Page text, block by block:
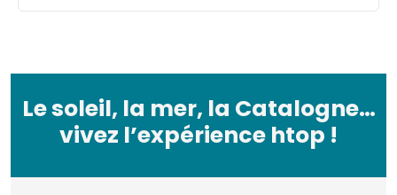
Le soleil, la mer, la Catalogne…
vivez l’expérience htop !